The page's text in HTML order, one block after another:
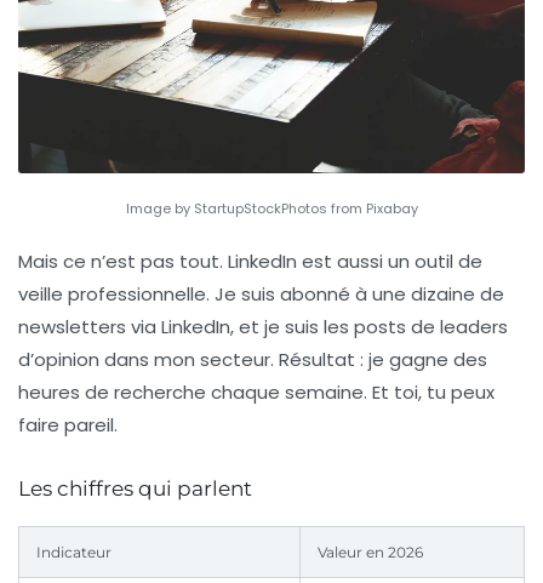
Image by StartupStockPhotos from Pixabay
Mais ce n’est pas tout. LinkedIn est aussi un outil de
veille professionnelle. Je suis abonné à une dizaine de
newsletters via LinkedIn, et je suis les posts de leaders
d’opinion dans mon secteur. Résultat : je gagne des
heures de recherche chaque semaine. Et toi, tu peux
faire pareil.
Les chiffres qui parlent
Indicateur Valeur en 2026